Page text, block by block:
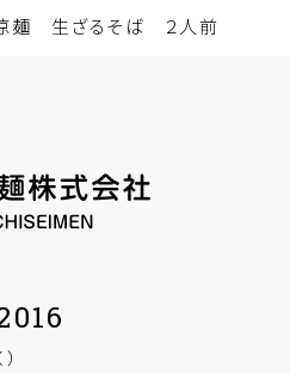
麺 生ざるそば ２人前